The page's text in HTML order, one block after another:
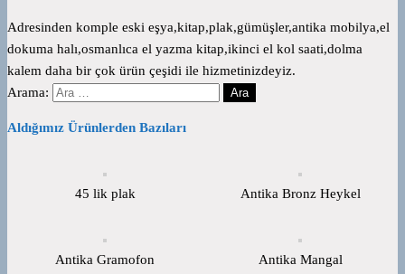
Adresinden komple eski eşya,kitap,plak,gümüşler,antika mobilya,el
dokuma halı,osmanlıca el yazma kitap,ikinci el kol saati,dolma
kalem daha bir çok ürün çeşidi ile hizmetinizdeyiz.
Arama:
Aldığımız Ürünlerden Bazıları
45 lik plak Antika Bronz Heykel
Antika Gramofon Antika Mangal